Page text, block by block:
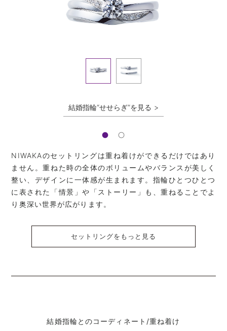
結婚指輪“せせらぎ”を見る
NIWAKAのセットリングは重ね着けができるだけではあり
ません。重ねた時の全体のボリュームやバランスが美しく
整い、デザインに一体感が生まれます。指輪ひとつひとつ
に表された「情景」や「ストーリー」も、重ねることでよ
り奥深い世界が広がります。
セットリングをもっと見る
結婚指輪とのコーディネート/重ね着け